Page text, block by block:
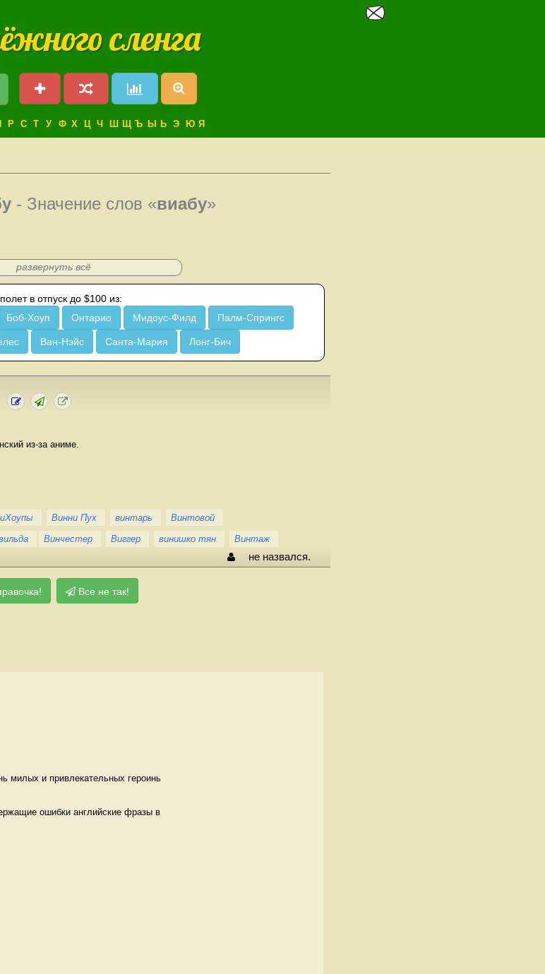
сленга
Р С Т У Ф Х Ц Ч Ш Щ Ъ Ы Ь Э Ю Я
- Значение слов «виабу»
развернуть всё
в отпуск до $100 из:
Боб-Хоуп Онтарио Мидоус-Филд Палм-Спрингс
Ван-Нэйс Санта-Мария Лонг-Бич
из-за аниме.
Винни Пух винтарь
Винтовой
Винчестер Виггер винишко тян Винтаж
не назвался.
Все не так!
милых и привлекательных героинь
ошибки английские фразы в